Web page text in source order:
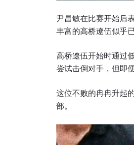
尹昌敏在比赛开始后
丰富的高桥遼伍似乎
高桥遼伍开始时通过
尝试击倒对手，但即
这位不败的冉冉升起
部。